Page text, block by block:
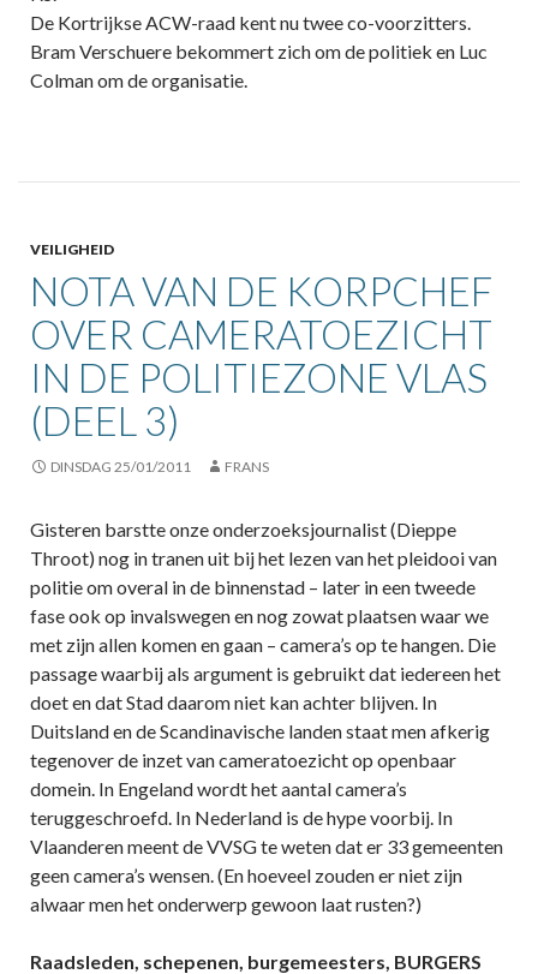
De Kortrijkse ACW-raad kent nu twee co-voorzitters.
Bram Verschuere bekommert zich om de politiek en Luc
Colman om de organisatie.
VEILIGHEID
NOTA VAN DE KORPCHEF
OVER CAMERATOEZICHT
IN DE POLITIEZONE VLAS
(DEEL 3)
DINSDAG 25/01/2011 FRANS
Gisteren barstte onze onderzoeksjournalist (Dieppe
Throot) nog in tranen uit bij het lezen van het pleidooi van
politie om overal in de binnenstad – later in een tweede
fase ook op invalswegen en nog zowat plaatsen waar we
met zijn allen komen en gaan – camera’s op te hangen. Die
passage waarbij als argument is gebruikt dat iedereen het
doet en dat Stad daarom niet kan achter blijven. In
Duitsland en de Scandinavische landen staat men afkerig
tegenover de inzet van cameratoezicht op openbaar
domein. In Engeland wordt het aantal camera’s
teruggeschroefd. In Nederland is de hype voorbij. In
Vlaanderen meent de VVSG te weten dat er 33 gemeenten
geen camera’s wensen. (En hoeveel zouden er niet zijn
alwaar men het onderwerp gewoon laat rusten?)
Raadsleden, schepenen, burgemeesters, BURGERS